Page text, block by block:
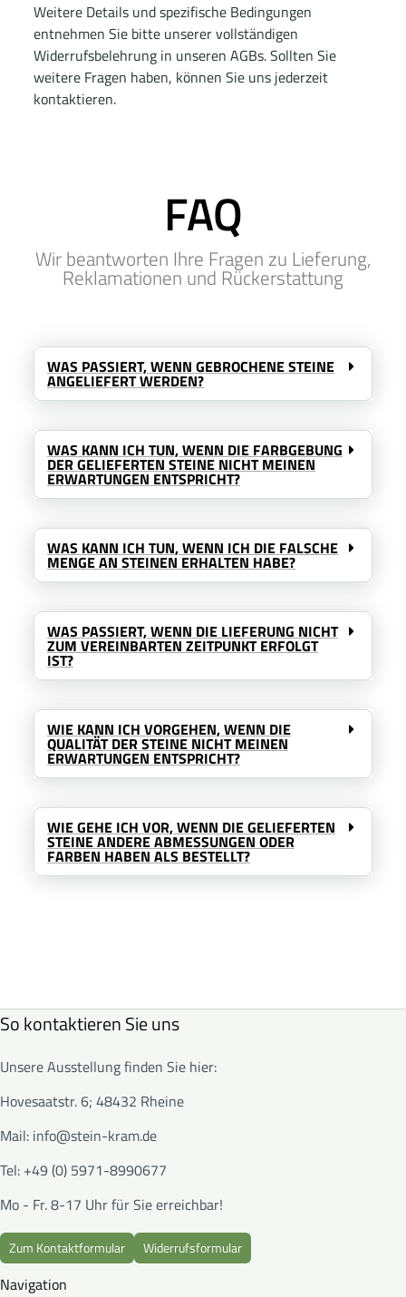
Weitere Details und spezifische Bedingungen
entnehmen Sie bitte unserer vollständigen
Widerrufsbelehrung in unseren AGBs. Sollten Sie
weitere Fragen haben, können Sie uns jederzeit
kontaktieren.
FAQ
Wir beantworten Ihre Fragen zu Lieferung,
Reklamationen und Rückerstattung
WAS PASSIERT, WENN GEBROCHENE STEINE
ANGELIEFERT WERDEN?
WAS KANN ICH TUN, WENN DIE FARBGEBUNG
DER GELIEFERTEN STEINE NICHT MEINEN
ERWARTUNGEN ENTSPRICHT?
WAS KANN ICH TUN, WENN ICH DIE FALSCHE
MENGE AN STEINEN ERHALTEN HABE?
WAS PASSIERT, WENN DIE LIEFERUNG NICHT
ZUM VEREINBARTEN ZEITPUNKT ERFOLGT
IST?
WIE KANN ICH VORGEHEN, WENN DIE
QUALITÄT DER STEINE NICHT MEINEN
ERWARTUNGEN ENTSPRICHT?
WIE GEHE ICH VOR, WENN DIE GELIEFERTEN
STEINE ANDERE ABMESSUNGEN ODER
FARBEN HABEN ALS BESTELLT?
So kontaktieren Sie uns
Unsere Ausstellung finden Sie hier:
Hovesaatstr. 6; 48432 Rheine
Mail: info@stein-kram.de
Tel: +49 (0) 5971-8990677
Mo - Fr. 8-17 Uhr für Sie erreichbar!
Zum Kontaktformular Widerrufsformular
Navigation